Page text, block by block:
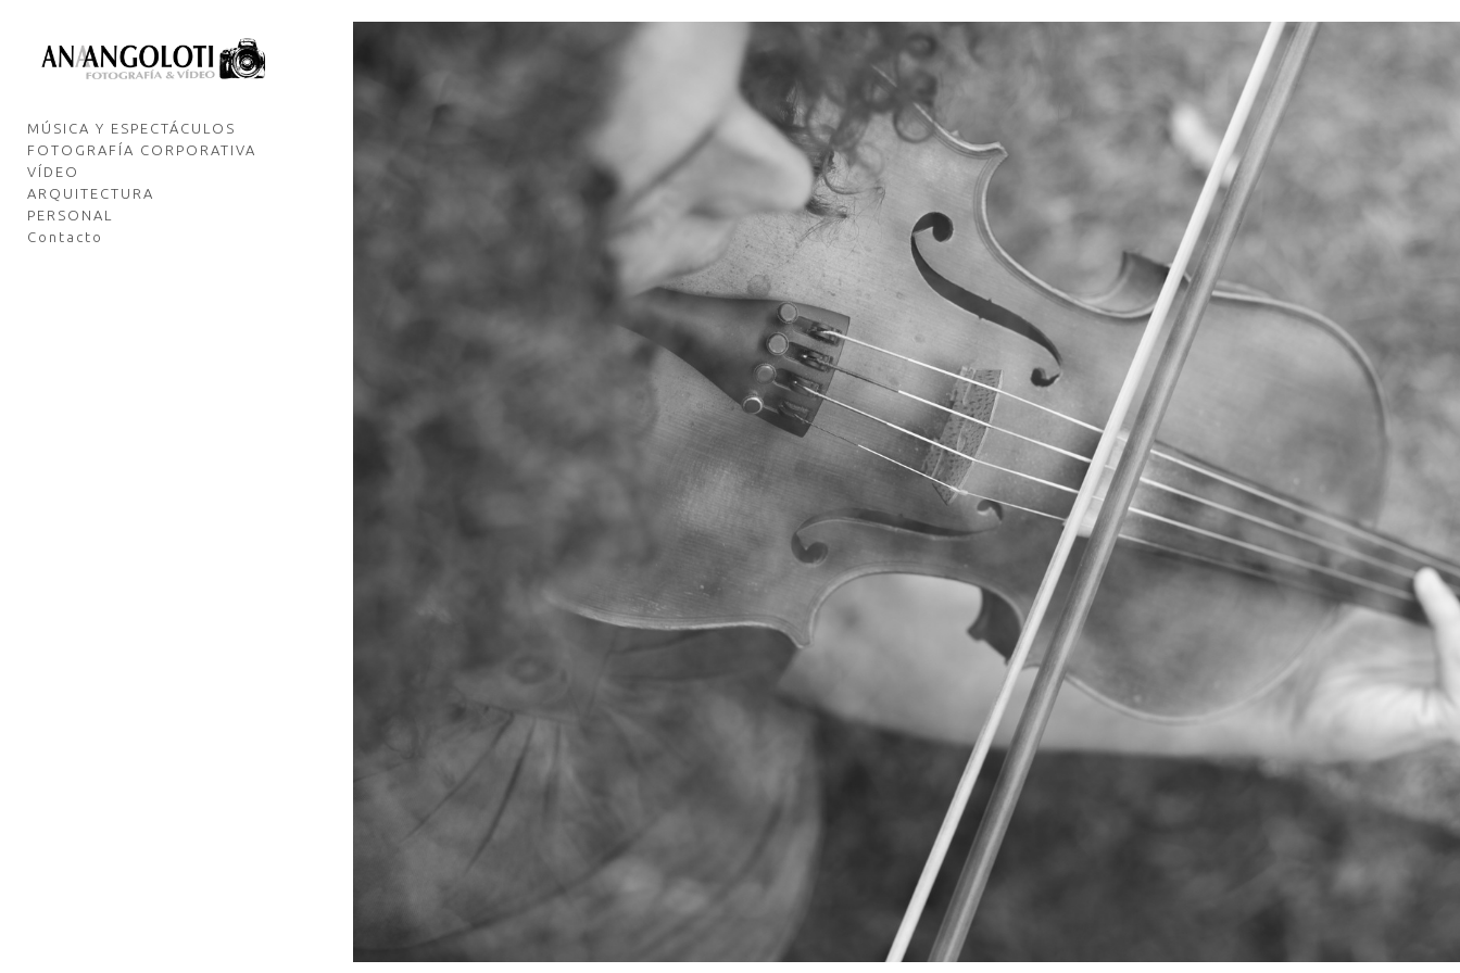
MÚSICA Y ESPECTÁCULOS
FOTOGRAFÍA CORPORATIVA
VÍDEO
ARQUITECTURA
PERSONAL
Contacto